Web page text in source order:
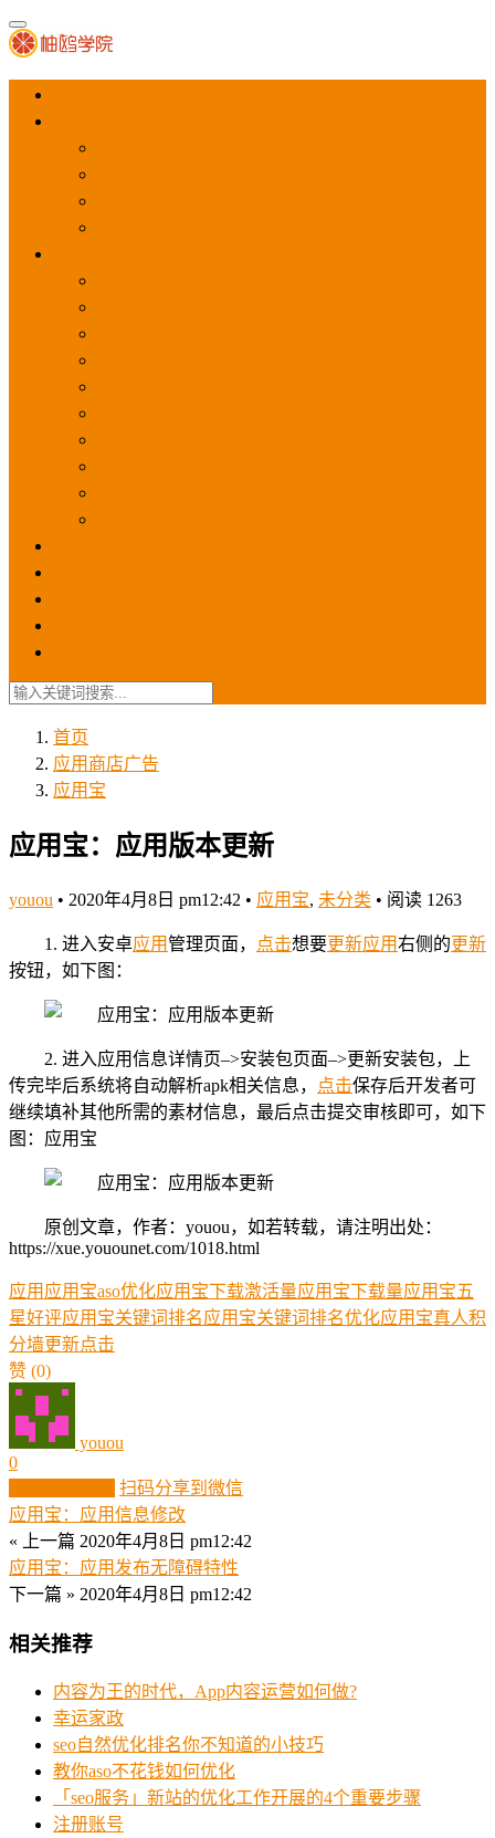
首页
应用商店广告
应用宝
应用宝：应用版本更新
youou • 2020年4月8日 pm12:42 • 应用宝, 未分类 • 阅读 1263
1. 进入安卓应用 管理页面， 点击想要更新应用右侧的更新
按钮，如下图：
2. 进入应用信息详情页–>安装包页面–>更新安装包，上
传完毕后系统将自动解析apk相关信息，
点击保存后开发者可
继续填补其他所需的素材信息，最后点击提交审核即可，如下
图：应用宝
原创文章，作者：youou，如若转载，请注明出处：
https://xue.youounet.com/1018.html
应用 应用宝aso优化应用宝下载激活量应用宝下载量应用宝五
星好评应用宝关键词排名应用宝关键词排名优化应用宝真人积
分墙更新点击
赞 (0)
youou
0
扫码分享到微信
应用宝：应用信息修改
« 上一篇 2020年4月8日 pm12:42
应用宝：应用发布无障碍特性
下一篇 » 2020年4月8日 pm12:42
相关推荐
内容为王的时代，App内容运营如何做?
幸运家政
seo自然优化排名你不知道的小技巧
教你aso不花钱如何优化
「seo服务」新站的优化工作开展的4个重要步骤
注册账号